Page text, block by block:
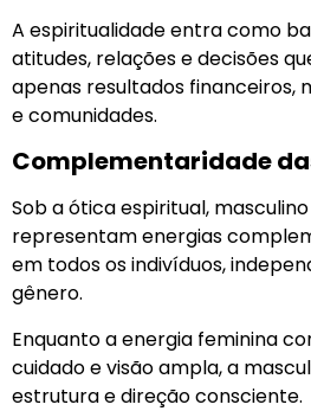
A espiritualidade entra como
atitudes, relações e decisões
apenas resultados financeiros,
e comunidades.
Complementaridade
Sob a ótica espiritual,
representam energias
em todos os indivíduos,
gênero.
Enquanto a energia feminina
cuidado e visão ampla, a
estrutura e direção consciente.